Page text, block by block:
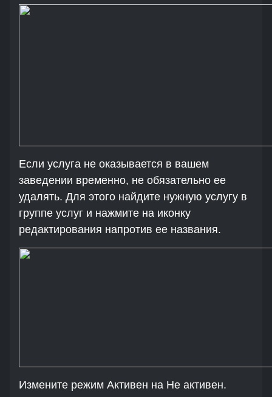
Если услуга не оказывается в вашем
заведении временно, не обязательно ее
удалять. Для этого найдите нужную услугу в
группе услуг и нажмите на иконку
редактирования напротив ее названия.
Измените режим Активен на Не активен.